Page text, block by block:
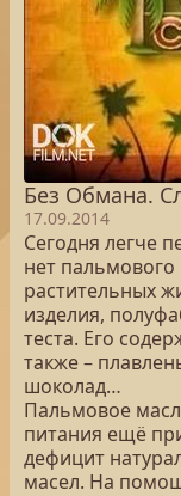
Без Обмана.
17.09.2014
Сегодня легче
нет
растительных
изделия,
теста. Его
также –
шоколад…
Пальмовое
питания ещё
дефицит
масел. На